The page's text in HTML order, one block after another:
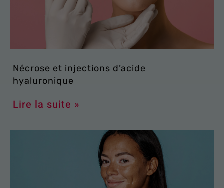
Nécrose et injections d’acide
hyaluronique
Lire la suite »